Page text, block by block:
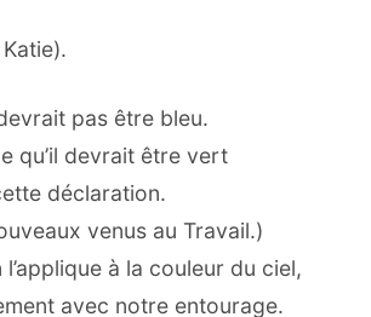
pas être bleu.
qu’il devrait être vert
déclaration.
venus au Travail.)
à la couleur du ciel,
avec notre entourage.